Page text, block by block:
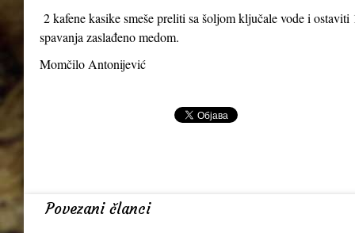
2 kafene kasike smeše preliti sa šoljom ključale vode i
spavanja zaslađeno medom.
Momčilo Antonijević
Povezani članci